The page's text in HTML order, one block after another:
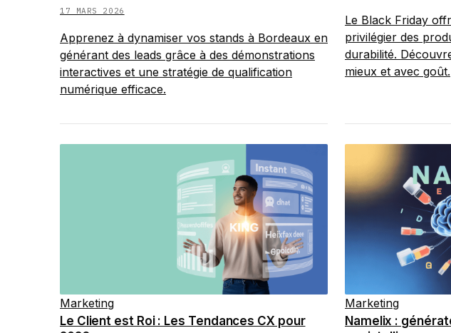
17 MARS 2026
Apprenez à dynamiser vos stands à Bordeaux en
générant des leads grâce à des démonstrations
interactives et une stratégie de qualification
numérique efficace.
Le Black Friday
privilégier des
durabilité.
mieux et avec goût.
Marketing
Le Client est Roi : Les Tendances CX pour
Marketing
Namelix :